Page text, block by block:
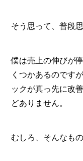
そう思って、普段
僕は売上の伸びが
くつかあるのです
ックが真っ先に改
どありません。
むしろ、そんなもの